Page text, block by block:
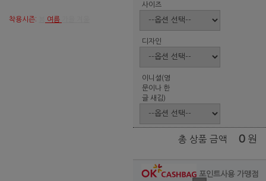
착용시즌: 여름
사이즈
디자인
이니셜(영
문이나 한
글 새김)
총 상품 금액 0 원
포인트사용 가맹점